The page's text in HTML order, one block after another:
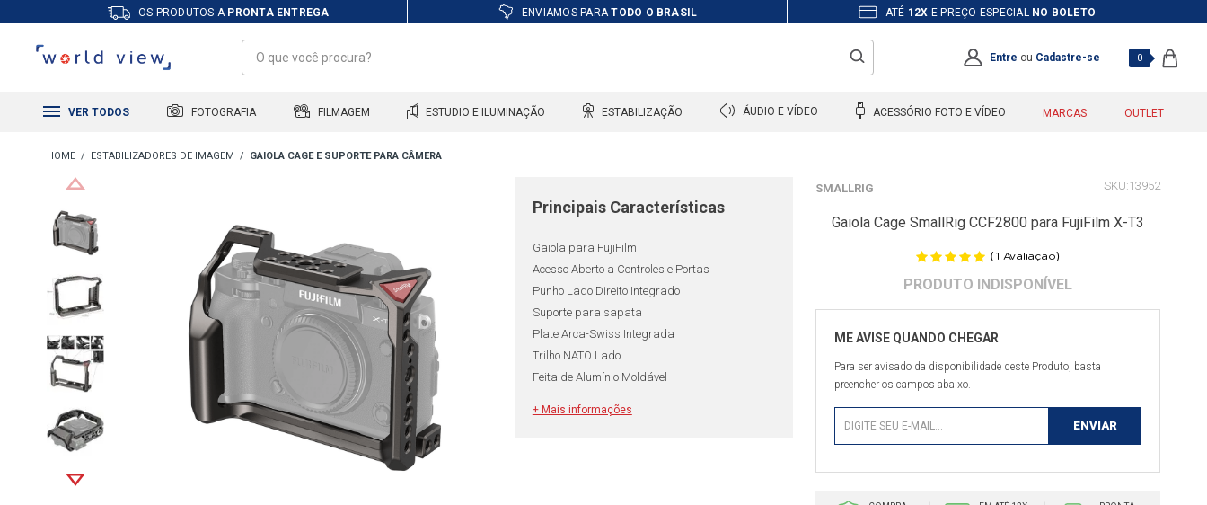
OS PRODUTOS A PRONTA ENTREGA ENVIAMOS PARATODO O BRASIL ATÉ 12X E PREÇO ESPECIAL NO BOLETO
Entre ou Cadastre-se 0
VER TODOS FOTOGRAFIA FILMAGEM ESTUDIO E ILUMINAÇÃO ESTABILIZAÇÃO ÁUDIO E VÍDEO ACESSÓRIO FOTO E VÍDEO MARCAS OUTLET
ESTABILIZADORES DE IMAGEM GAIOLA CAGE E SUPORTE PARA CÂMERA
Principais Características
Gaiola para FujiFilm
Acesso Aberto a Controles e Portas
Punho Lado Direito Integrado
Suporte para sapata
Plate Arca-Swiss Integrada
Trilho NATO Lado
Feita de Alumínio Moldável
+ Mais informações
SMALLRIG 13952
Gaiola Cage SmallRig CCF2800 para FujiFilm X-T3
(1 Avaliação)
Para ser avisado da disponibilidade deste Produto, basta
preencher os campos abaixo.